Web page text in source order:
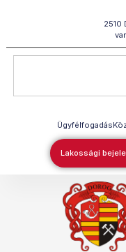
2510
Ügyfélfogadás
Lakossági